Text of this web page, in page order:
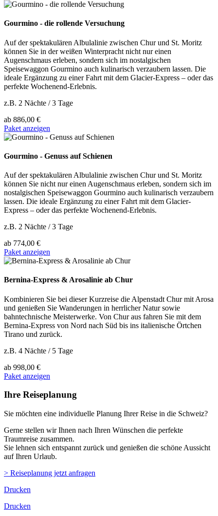
Gourmino - die rollende Versuchung
Auf der spektakulären Albulalinie zwischen Chur und St. Moritz
können Sie in der weißen Winterpracht nicht nur einen
Augenschmaus erleben, sondern sich im nostalgischen
Speisewaggon Gourmino auch kulinarisch verzaubern lassen. Die
ideale Ergänzung zu einer Fahrt mit dem Glacier-Express – oder das
perfekte Wochenend-Erlebnis.
z.B. 2 Nächte / 3 Tage
ab 886,00 €
Paket anzeigen
Gourmino - Genuss auf Schienen
Auf der spektakulären Albulalinie zwischen Chur und St. Moritz
können Sie nicht nur einen Augenschmaus erleben, sondern sich im
nostalgischen Speisewaggon Gourmino auch kulinarisch verzaubern
lassen. Die ideale Ergänzung zu einer Fahrt mit dem Glacier-
Express – oder das perfekte Wochenend-Erlebnis.
z.B. 2 Nächte / 3 Tage
ab 774,00 €
Paket anzeigen
Bernina-Express & Arosalinie ab Chur
Kombinieren Sie bei dieser Kurzreise die Alpenstadt Chur mit Arosa
und genießen Sie Wanderungen in herrlicher Natur sowie
bahntechnische Meisterwerke. Von Chur aus fahren Sie mit dem
Bernina-Express von Nord nach Süd bis ins italienische Örtchen
Tirano und zurück.
z.B. 4 Nächte / 5 Tage
ab 998,00 €
Paket anzeigen
Ihre Reiseplanung
Sie möchten eine individuelle Planung Ihrer Reise in die Schweiz?
Gerne stellen wir Ihnen nach Ihren Wünschen die perfekte
Traumreise zusammen.
Sie lehnen sich entspannt zurück und genießen die schöne Aussicht
auf Ihren Urlaub.
> Reiseplanung jetzt anfragen
Drucken
Drucken